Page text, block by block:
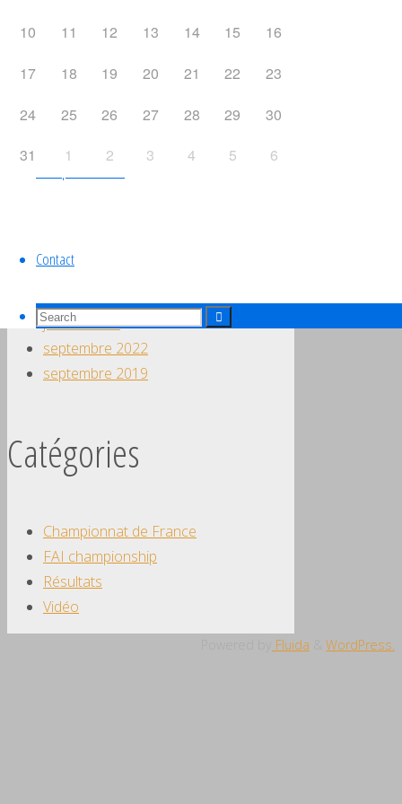
Équipe de France
Liens utiles
Contact
Search
Search
Search
10
11 12 13 14 15
16
17
18 19 20 21 22
23
24
25 26 27 28 29
30
31
1 2 3 4 5 6
Archives
janvier 2025
septembre 2022
septembre 2019
Catégories
Championnat de France
FAI championship
Résultats
Vidéo
Fluida WordPress.